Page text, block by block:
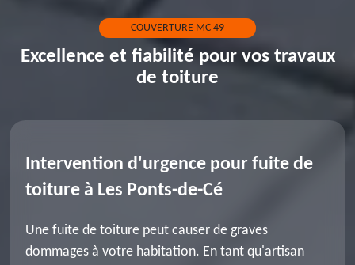
COUVERTURE MC 49
Excellence et fiabilité pour vos travaux
de toiture
Intervention d'urgence pour fuite de
toiture à Les Ponts-de-Cé
Une fuite de toiture peut causer de graves
dommages à votre habitation. En tant qu'artisan